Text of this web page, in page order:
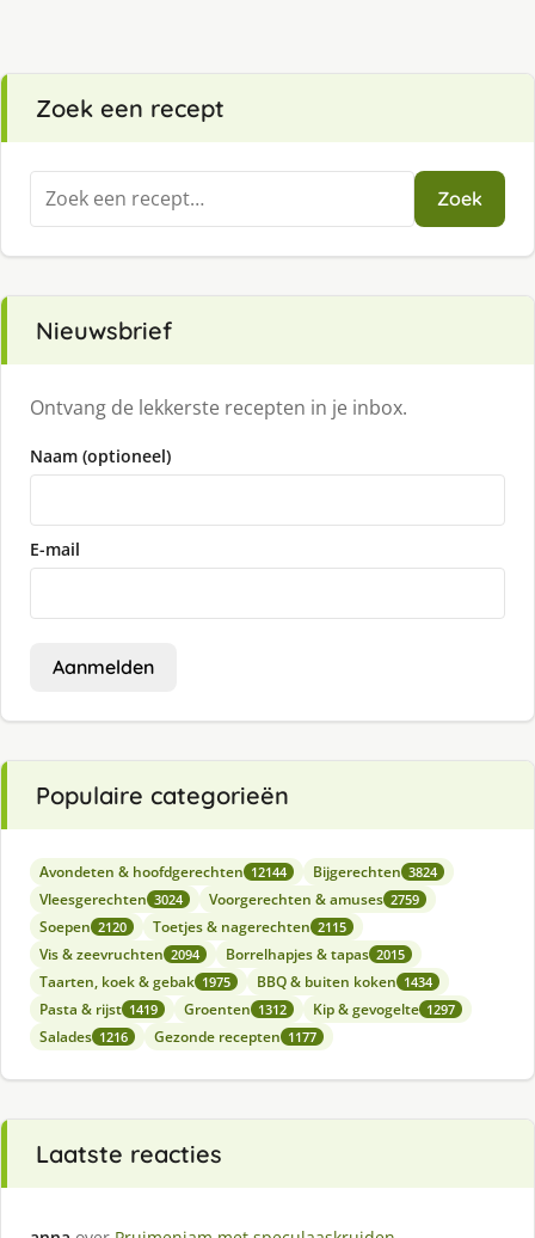
Zoek een recept
Zoeken
naar:
Zoek
Nieuwsbrief
Ontvang de lekkerste recepten in je inbox.
Naam (optioneel)
E-mail
Aanmelden
Populaire categorieën
Avondeten & hoofdgerechten 12144 Bijgerechten 3824
Vleesgerechten 3024 Voorgerechten & amuses 2759
Soepen 2120 Toetjes & nagerechten 2115
Vis & zeevruchten 2094 Borrelhapjes & tapas 2015
Taarten, koek & gebak 1975 BBQ & buiten koken 1434
Pasta & rijst 1419 Groenten 1312 Kip & gevogelte 1297
Salades 1216 Gezonde recepten 1177
Laatste reacties